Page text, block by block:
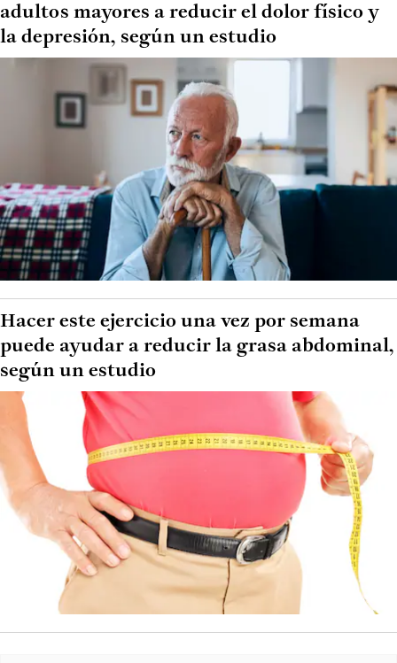
adultos mayores a reducir el dolor físico y
la depresión, según un estudio
Hacer este ejercicio una vez por semana
puede ayudar a reducir la grasa abdominal,
según un estudio